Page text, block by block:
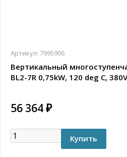
Артикул: 7995906
Вертикальный
BL2-7R 0,75kW, 120 deg C, 380V
56 364 ₽